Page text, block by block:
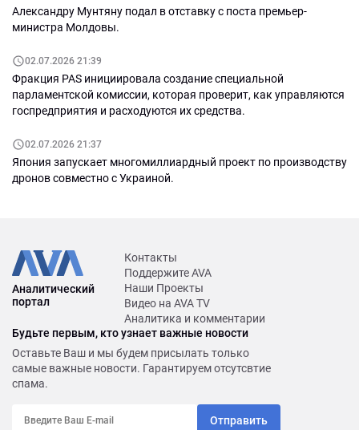
Александру Мунтяну подал в отставку с поста премьер-
министра Молдовы.
02.07.2026 21:39
Фракция PAS инициировала создание специальной
парламентской комиссии, которая проверит, как управляются
госпредприятия и расходуются их средства.
02.07.2026 21:37
Япония запускает многомиллиардный проект по производству
дронов совместно с Украиной.
Аналитический
портал
Контакты
Поддержите AVA
Наши Проекты
Видео на AVA TV
Аналитика и комментарии
Будьте первым, кто узнает важные новости
Оставьте Ваш и мы будем присылать только
самые важные новости. Гарантируем отсутсвтие
спама.
Отправить